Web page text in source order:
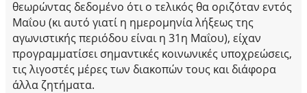
θεωρώντας δεδομένο ότι ο τελικός θα οριζόταν εντός
Μαΐου (κι αυτό γιατί η ημερομηνία λήξεως της
αγωνιστικής περιόδου είναι η 31η Μαΐου), είχαν
προγραμματίσει σημαντικές κοινωνικές υποχρεώσεις,
τις λιγοστές μέρες των διακοπών τους και διάφορα
άλλα ζητήματα.